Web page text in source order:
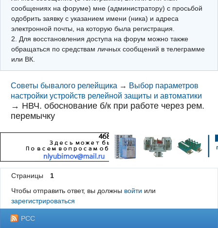
Фотохостинг
Телеграм
сообщениях на форуме) мне (администратору) с просьбой
одобрить заявку с указанием имени (ника) и адреса
электронной почты, на которую была регистрация.
2. Для восстановления доступа на форум можно также
обращаться по средствам личных сообщений в телеграмме
или ВК.
Советы бывалого релейщика → Выбор параметров
настройки устройств релейной защиты и автоматики
→ НВЧ. обоснование б/к при работе через рем.
перемычку
Страницы
1
Чтобы отправить ответ, вы должны войти или
зарегистрироваться
РСС